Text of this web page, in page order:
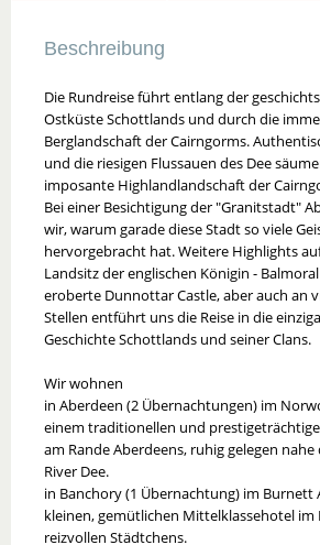
Beschreibung
Die Rundreise führt entlang der
Ostküste Schottlands und durch die
Berglandschaft der Cairngorms.
und die riesigen Flussauen des Dee
imposante Highlandlandschaft der
Bei einer Besichtigung der "Granitstadt"
wir, warum garade diese Stadt so viele
hervorgebracht hat. Weitere Highlights
Landsitz der englischen Königin -
eroberte Dunnottar Castle, aber auch an
Stellen entführt uns die Reise in die
Geschichte Schottlands und seiner Clans.
Wir wohnen
in Aberdeen (2 Übernachtungen) im
einem traditionellen und
am Rande Aberdeens, ruhig gelegen nahe
River Dee.
in Banchory (1 Übernachtung) im Burnett
kleinen, gemütlichen Mittelklassehotel im
reizvollen Städtchens.